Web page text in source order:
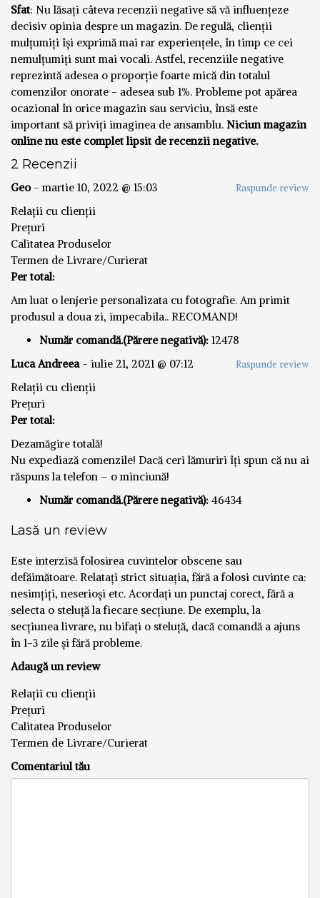
Sfat: Nu lăsați câteva recenzii negative să vă influențeze
decisiv opinia despre un magazin. De regulă, clienții
mulțumiți își exprimă mai rar experiențele, în timp ce cei
nemulțumiți sunt mai vocali. Astfel, recenziile negative
reprezintă adesea o proporție foarte mică din totalul
comenzilor onorate - adesea sub 1%. Probleme pot apărea
ocazional în orice magazin sau serviciu, însă este
important să priviți imaginea de ansamblu. Niciun magazin
online nu este complet lipsit de recenzii negative.
2 Recenzii
Geo- martie 10, 2022 @ 15:03 Raspunde review
Relații cu clienții
Prețuri
Calitatea Produselor
Termen de Livrare/Curierat
Per total:
Am luat o lenjerie personalizata cu fotografie. Am primit
produsul a doua zi, impecabila.. RECOMAND!
Număr comandă.(Părere negativă): 12478
Luca Andreea- iulie 21, 2021 @ 07:12 Raspunde review
Relații cu clienții
Prețuri
Per total:
Dezamăgire totală!
Nu expediază comenzile! Dacă ceri lămuriri îți spun că nu ai
răspuns la telefon – o minciună!
Număr comandă.(Părere negativă): 46434
Lasă un review
Este interzisă folosirea cuvintelor obscene sau
defăimătoare. Relatați strict situația, fără a folosi cuvinte ca:
nesimțiți, neserioși etc. Acordați un punctaj corect, fără a
selecta o steluță la fiecare secțiune. De exemplu, la
secțiunea livrare, nu bifați o steluță, dacă comandă a ajuns
în 1-3 zile și fără probleme.
Adaugă un review
Relații cu clienții
Prețuri
Calitatea Produselor
Termen de Livrare/Curierat
Comentariul tău